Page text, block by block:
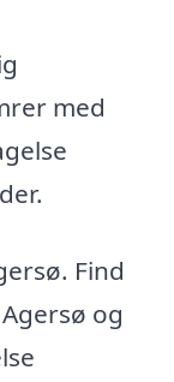
med
Find
og